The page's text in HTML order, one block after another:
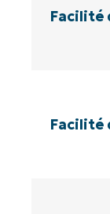
Facilité
Facilité